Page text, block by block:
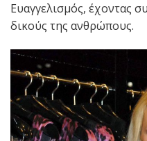
Ευαγγελισμός, έχοντας
δικούς της ανθρώπους.